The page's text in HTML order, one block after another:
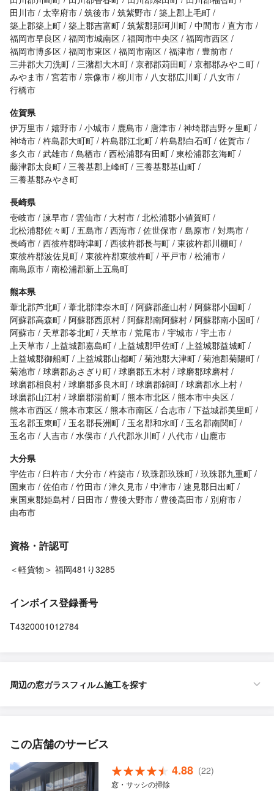
田川市
太宰府市 筑後市 筑紫野市 築上郡上毛町
築上郡築上町 築上郡吉富町 筑紫郡那珂川町 中間市 直方市
福岡市早良区 福岡市城南区 福岡市中央区 福岡市西区
福岡市博多区 福岡市東区 福岡市南区 福津市
豊前市
三井郡大刀洗町 三潴郡大木町 京都郡苅田町 京都郡みやこ町
みやま市 宮若市 宗像市 柳川市 八女郡広川町
八女市
行橋市
佐賀県
伊万里市 嬉野市 小城市 鹿島市 唐津市 神埼郡吉野ヶ里町
神埼市 杵島郡大町町 杵島郡江北町 杵島郡白石町 佐賀市
多久市 武雄市 鳥栖市 西松浦郡有田町 東松浦郡玄海町
藤津郡太良町 三養基郡上峰町 三養基郡基山町
三養基郡みやき町
長崎県
壱岐市 諫早市 雲仙市 大村市 北松浦郡小値賀町
北松浦郡佐々町 五島市 西海市 佐世保市 島原市 対馬市
長崎市 西彼杵郡時津町 西彼杵郡長与町 東彼杵郡川棚町
東彼杵郡波佐見町 東彼杵郡東彼杵町 平戸市 松浦市
南島原市 南松浦郡新上五島町
熊本県
葦北郡芦北町 葦北郡津奈木町 阿蘇郡産山村 阿蘇郡小国町
阿蘇郡高森町 阿蘇郡西原村 阿蘇郡南阿蘇村 阿蘇郡南小国町
阿蘇市
天草郡苓北町 天草市 荒尾市 宇城市 宇土市
上天草市 上益城郡嘉島町 上益城郡甲佐町 上益城郡益城町
上益城郡御船町 上益城郡山都町 菊池郡大津町 菊池郡菊陽町
菊池市 球磨郡あさぎり町 球磨郡五木村 球磨郡球磨村
球磨郡相良村 球磨郡多良木町 球磨郡錦町 球磨郡水上村
球磨郡山江村 球磨郡湯前町 熊本市北区 熊本市中央区
熊本市西区 熊本市東区 熊本市南区 合志市 下益城郡美里町
玉名郡玉東町
玉名郡長洲町 玉名郡和水町
玉名郡南関町
玉名市
人吉市 水俣市 八代郡氷川町 八代市
山鹿市
大分県
宇佐市
臼杵市 大分市 杵築市 玖珠郡玖珠町 玖珠郡九重町
国東市 佐伯市 竹田市 津久見市 中津市 速見郡日出町
東国東郡姫島村
日田市 豊後大野市 豊後高田市
別府市
由布市
資格・許認可
＜軽貨物＞ 福岡481り3285
インボイス登録番号
T4320001012784
周辺の窓ガラスフィルム施工を探す
この店舗のサービス
4.88 (22)
窓・サッシの掃除